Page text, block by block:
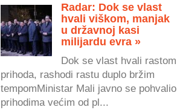
Radar: Dok se vlast
hvali viškom, manjak
u državnoj kasi
milijardu evra »
Dok se vlast hvali rastom
prihoda, rashodi rastu duplo bržim
tempomMinistar Mali javno se pohvalio
prihodima većim od pl...